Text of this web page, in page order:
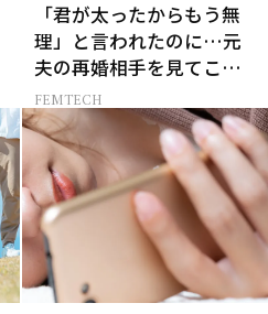
「君が太ったからもう無
理」と言われたのに…元
夫の再婚相手を見てこみ
上げた50歳女性のやり場
のない怒り
FEMTECH